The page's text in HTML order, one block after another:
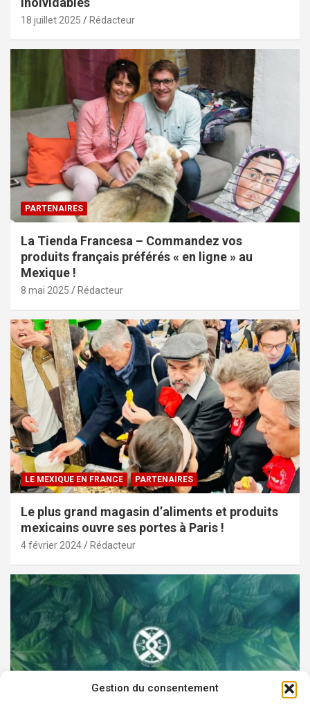
Gestion du consentement
18 juillet 2025 Rédacteur
PARTENAIRES
La Tienda Francesa – Commandez vos
produits français préférés « en ligne » au
Mexique !
8 mai 2025 Rédacteur
LE MEXIQUE EN FRANCE PARTENAIRES
Le plus grand magasin d’aliments et produits
mexicains ouvre ses portes à Paris !
4 février 2024 Rédacteur